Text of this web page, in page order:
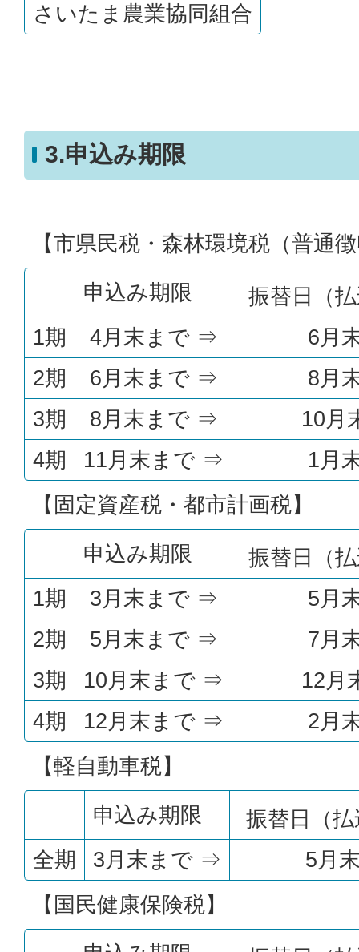
さいたま農業協同組合
3.申込み期限
【市県民税・森林環境税（普通
申込み期限
振替日（
1期
4月末まで ⇒
6月
2期
6月末まで ⇒
8月
3期
8月末まで ⇒
10月
4期
11月末まで ⇒
1月
【固定資産税・都市計画税】
申込み期限
振替日（
1期
3月末まで ⇒
5月
2期
5月末まで ⇒
7月
3期
10月末まで ⇒
12月
4期
12月末まで ⇒
2月
【軽自動車税】
申込み期限
振替日（
全期
3月末まで ⇒
5月
【国民健康保険税】